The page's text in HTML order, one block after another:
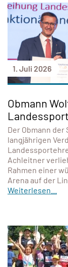
1. Juli 2026
Obmann
Der Obmann
langjährigen
Achleitner
Rahmen einer
Arena auf der
Weiterlesen...